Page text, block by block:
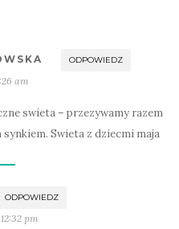
ODPOWIEDZ
am
swieta – przezywamy razem
Swieta z dziecmi maja
ODPOWIEDZ
pm